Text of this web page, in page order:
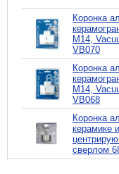
Коронка
М14,
VB070
Коронка
М14,
VB068
Коронка
керамике
сверлом